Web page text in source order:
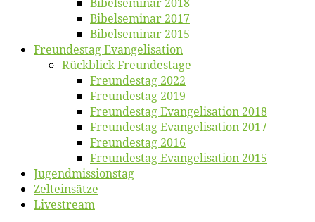
Bibelsemi­nar 2017
Bibelsemi­nar 2015
Freun­des­tag Evangelisation
Rück­blick Freundestage
Freun­des­tag 2022
Freun­des­tag 2019
Freun­des­tag Evan­ge­li­sa­ti­on 2018
Freun­des­tag Evan­ge­li­sa­ti­on 2017
Freun­des­tag 2016
Freun­des­tag Evan­ge­li­sa­ti­on 2015
Jugend­mis­sions­tag
Zelt­ein­sät­ze
Live­stream